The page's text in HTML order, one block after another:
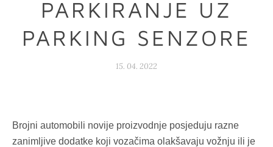
PARKIRANJE UZ
PARKING SENZORE
15. 04. 2022
Brojni automobili novije proizvodnje posjeduju razne
zanimljive dodatke koji vozačima olakšavaju vožnju ili je